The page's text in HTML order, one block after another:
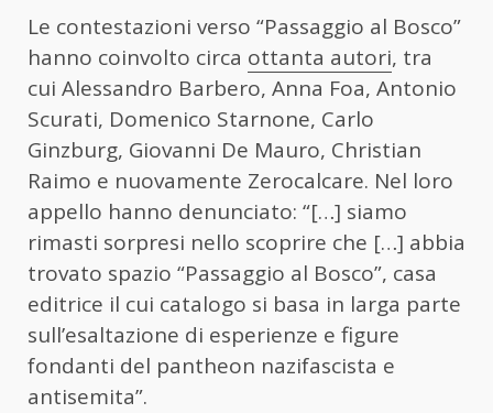
Le contestazioni verso “Passaggio al Bosco”
hanno coinvolto circa ottanta autori, tra
cui Alessandro Barbero, Anna Foa, Antonio
Scurati, Domenico Starnone, Carlo
Ginzburg, Giovanni De Mauro, Christian
Raimo e nuovamente Zerocalcare. Nel loro
appello hanno denunciato: “[…] siamo
rimasti sorpresi nello scoprire che […] abbia
trovato spazio “Passaggio al Bosco”, casa
editrice il cui catalogo si basa in larga parte
sull’esaltazione di esperienze e figure
fondanti del pantheon nazifascista e
antisemita”.